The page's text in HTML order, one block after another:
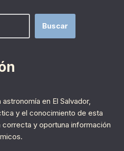
Buscar
en El Salvador,
y el conocimiento de esta
y oportuna información